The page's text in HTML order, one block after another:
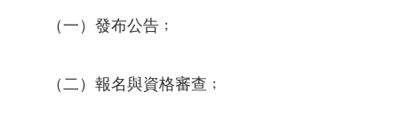
（一）發布公告﹔
（二）報名與資格審查﹔